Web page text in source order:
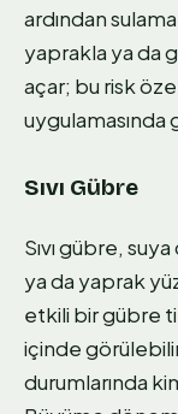
ardından
yaprakla ya da
açar; bu risk
uygulamasında
Sıvı Gübre
Sıvı gübre,
ya da yaprak
etkili bir gübre
içinde
durumlarında